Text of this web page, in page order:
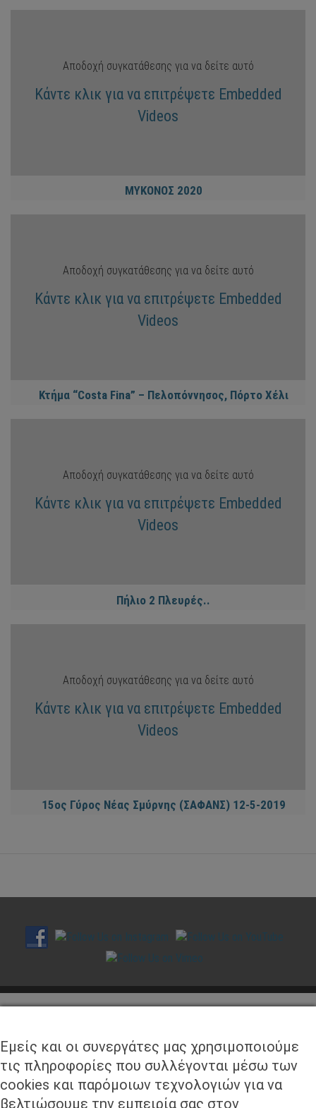
Αποδοχή συγκατάθεσης για να δείτε αυτό
Κάντε κλικ για να επιτρέψετε Embedded
Videos
ΜΥΚΟΝΟΣ 2020
Αποδοχή συγκατάθεσης για να δείτε αυτό
Κάντε κλικ για να επιτρέψετε Embedded
Videos
Κτήμα “Costa Fina” – Πελοπόννησος, Πόρτο Χέλι
Αποδοχή συγκατάθεσης για να δείτε αυτό
Κάντε κλικ για να επιτρέψετε Embedded
Videos
Πήλιο 2 Πλευρές..
Αποδοχή συγκατάθεσης για να δείτε αυτό
Κάντε κλικ για να επιτρέψετε Embedded
Videos
15ος Γύρος Νέας Σμύρνης (ΣΑΦΑΝΣ) 12-5-2019
Εμείς και οι συνεργάτες μας χρησιμοποιούμε
τις πληροφορίες που συλλέγονται μέσω των
cookies και παρόμοιων τεχνολογιών για να
βελτιώσουμε την εμπειρία σας στον